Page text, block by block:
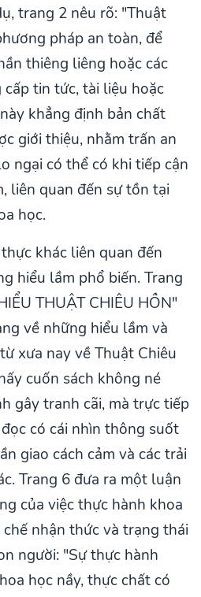
trang 2 nêu rõ: "Thuật
pháp an toàn, để
thiêng liêng hoặc các
tin tức, tài liệu hoặc
khẳng định bản chất
giới thiệu, nhằm trấn an
ngại có thể có khi tiếp cận
liên quan đến sự tồn tại
học.
khác liên quan đến
hiểu lầm phổ biến. Trang
THUẬT CHIÊU HỒN"
về những hiểu lầm và
xưa nay về Thuật Chiêu
cuốn sách không né
gây tranh cãi, mà trực tiếp
có cái nhìn thông suốt
giao cách cảm và các trải
Trang 6 đưa ra một luận
của việc thực hành khoa
nhận thức và trạng thái
người: "Sự thực hành
học nầy, thực chất có